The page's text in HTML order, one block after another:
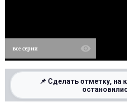
все серии
📌 Сделать отметку, на